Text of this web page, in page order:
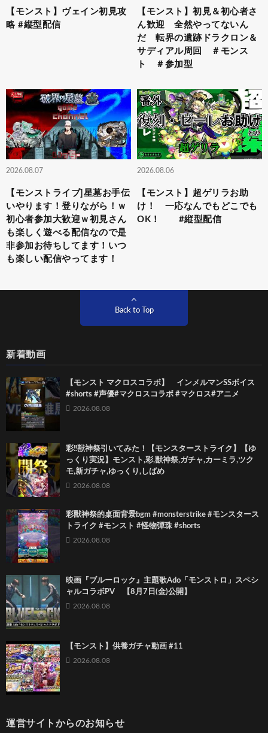
【モンスト】ヴェイン初見攻
略 #縦型配信
【モンスト】初見＆初心者さ
ん歓迎 全然やってないん
だ 転界の遺跡ドラクロン＆
サディアル周回 ＃モンス
ト ＃参加型
2026.08.07
【モンストライブ]星墓お手伝
いやります！登りながら！ｗ
初心者参加大歓迎ｗ初見さん
も楽しく遊べる配信なので是
非参加お待ちしてます！いつ
も楽しい配信やってます！
2026.08.06
【モンスト】超ゲリラお助
け！ 一応なんでもどこでも
OK！ #縦型配信
Back to Top
新着動画
【モンスト マクロスコラボ】 インメルマンSSボイス
#shorts #声優#マクロスコラボ #マクロス#アニメ
2026.08.08
彩‼獣神祭引いてみた！【モンスターストライク】【ゆ
っくり実況】モンスト,彩,獣神祭,ガチャ,カーミラ,ツク
モ,新ガチャ,ゆっくり,しばめ
2026.08.08
彩獸神祭的桌面背景bgm #monsterstrike #モンスタース
トライク #モンスト #怪物彈珠 #shorts
2026.08.08
映画『ブルーロック』主題歌Ado「モンストロ」スペシ
ャルコラボPV 【8月7日(金)公開】
2026.08.08
【モンスト】供養ガチャ動画 #11
2026.08.08
運営サイトからのお知らせ